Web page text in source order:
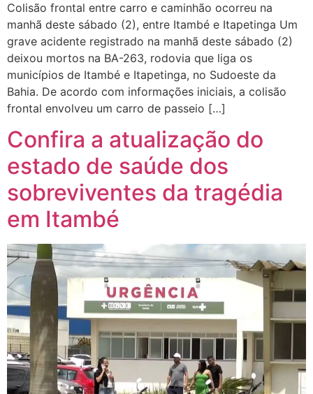
Colisão frontal entre carro e caminhão ocorreu na
manhã deste sábado (2), entre Itambé e Itapetinga Um
grave acidente registrado na manhã deste sábado (2)
deixou mortos na BA-263, rodovia que liga os
municípios de Itambé e Itapetinga, no Sudoeste da
Bahia. De acordo com informações iniciais, a colisão
frontal envolveu um carro de passeio […]
Confira a atualização do
estado de saúde dos
sobreviventes da tragédia
em Itambé